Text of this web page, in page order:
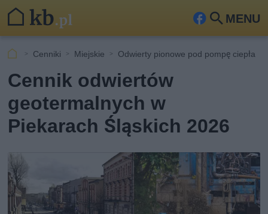
MENU
Fa
ook
Szu
Cenniki Miejskie Odwierty pionowe pod pompę ciepła
Cennik odwiertów
geotermalnych w
Piekarach Śląskich 2026